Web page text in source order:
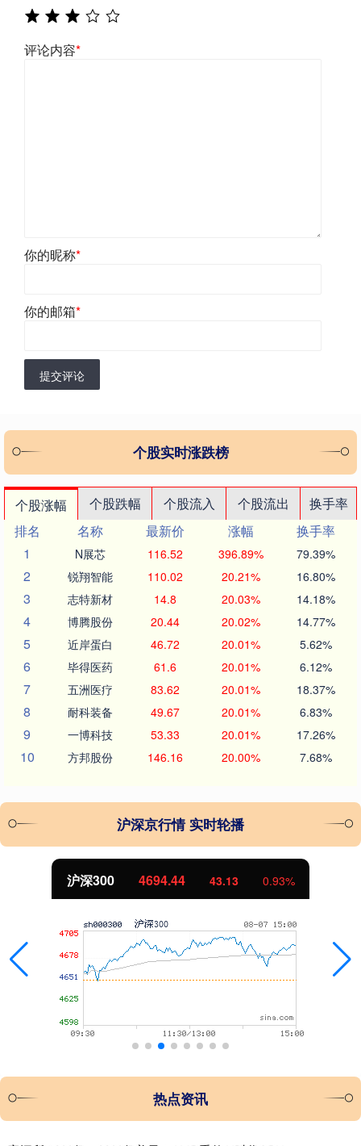
评论内容*
你的昵称*
你的邮箱*
提交评论
个股实时涨跌榜
个股涨幅 个股跌幅 个股流入 个股流出
换手率
排名
名称 最新价 涨幅
换手率
1
N展芯 116.52 396.89% 79.39%
2 锐翔智能 110.02 20.21% 16.80%
3 志特新材 14.8 20.03% 14.18%
4 博腾股份 20.44 20.02% 14.77%
5 近岸蛋白 46.72 20.01% 5.62%
6 毕得医药 61.6 20.01% 6.12%
7 五洲医疗 83.62 20.01% 18.37%
8 耐科装备 49.67 20.01% 6.83%
9 一博科技 53.33 20.01% 17.26%
10 方邦股份 146.16 20.00% 7.68%
沪深京行情 实时轮播
沪深300 4694.44 43.13 0.93%
热点资讯